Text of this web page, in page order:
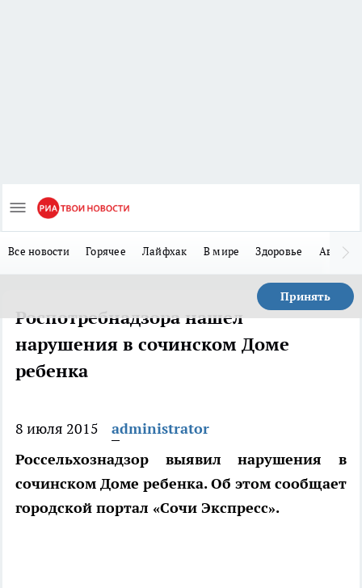
Все новости Горячее Лайфхак В мире Здоровье Авто
Принять
Роспотребнадзора нашел
нарушения в сочинском Доме
ребенка
8 июля 2015
administrator
Россельхознадзор выявил нарушения в
сочинском Доме ребенка. Об этом сообщает
городской портал «Сочи Экспресс».